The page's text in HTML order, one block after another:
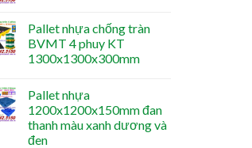
Pallet nhựa chống tràn
BVMT 4 phuy KT
1300x1300x300mm
Pallet nhựa
1200x1200x150mm đan
thanh màu xanh dương và
đen